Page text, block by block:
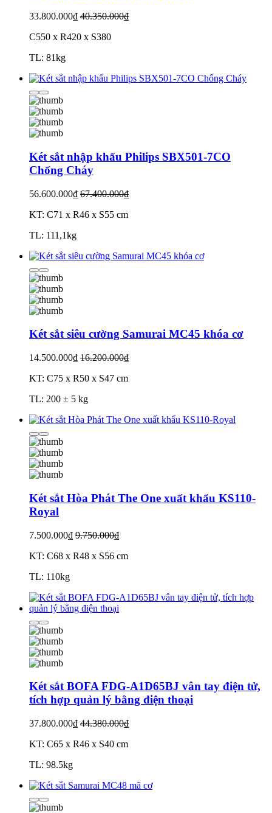
33.800.000₫ 40.350.000₫
C550 x R420 x S380
TL: 81kg
Két sắt nhập khẩu Philips SBX501-7CO
Chống Cháy
56.600.000₫ 67.400.000₫
KT: C71 x R46 x S55 cm
TL: 111,1kg
Két sắt siêu cường Samurai MC45 khóa cơ
14.500.000₫ 16.200.000₫
KT: C75 x R50 x S47 cm
TL: 200 ± 5 kg
Két sắt Hòa Phát The One xuất khẩu KS110-
Royal
7.500.000₫ 9.750.000₫
KT: C68 x R48 x S56 cm
TL: 110kg
Két sắt BOFA FDG-A1D65BJ vân tay điện tử,
tích hợp quản lý bằng điện thoại
37.800.000₫ 44.380.000₫
KT: C65 x R46 x S40 cm
TL: 98.5kg